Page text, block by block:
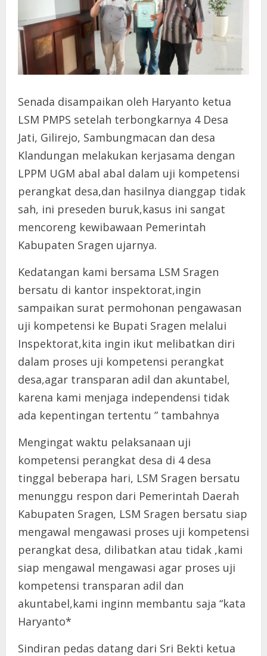
Senada disampaikan oleh Haryanto ketua
LSM PMPS setelah terbongkarnya 4 Desa
Jati, Gilirejo, Sambungmacan dan desa
Klandungan melakukan kerjasama dengan
LPPM UGM abal abal dalam uji kompetensi
perangkat desa,dan hasilnya dianggap tidak
sah, ini preseden buruk,kasus ini sangat
mencoreng kewibawaan Pemerintah
Kabupaten Sragen ujarnya.
Kedatangan kami bersama LSM Sragen
bersatu di kantor inspektorat,ingin
sampaikan surat permohonan pengawasan
uji kompetensi ke Bupati Sragen melalui
Inspektorat,kita ingin ikut melibatkan diri
dalam proses uji kompetensi perangkat
desa,agar transparan adil dan akuntabel,
karena kami menjaga independensi tidak
ada kepentingan tertentu ” tambahnya
Mengingat waktu pelaksanaan uji
kompetensi perangkat desa di 4 desa
tinggal beberapa hari, LSM Sragen bersatu
menunggu respon dari Pemerintah Daerah
Kabupaten Sragen, LSM Sragen bersatu siap
mengawal mengawasi proses uji kompetensi
perangkat desa, dilibatkan atau tidak ,kami
siap mengawal mengawasi agar proses uji
kompetensi transparan adil dan
akuntabel,kami inginn membantu saja “kata
Haryanto*
Sindiran pedas datang dari Sri Bekti ketua